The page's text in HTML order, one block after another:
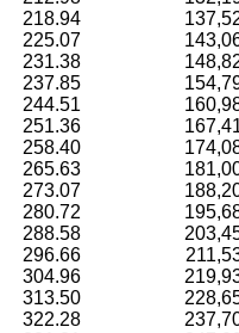
218.94
225.07
231.38
237.85
244.51
251.36
258.40
265.63
273.07
280.72
288.58
296.66
304.96
313.50
322.28